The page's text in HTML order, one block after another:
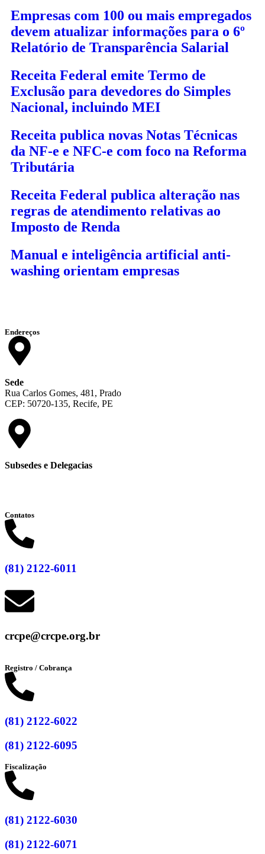
Empresas com 100 ou mais empregados
devem atualizar informações para o 6º
Relatório de Transparência Salarial
Receita Federal emite Termo de
Exclusão para devedores do Simples
Nacional, incluindo MEI
Receita publica novas Notas Técnicas
da NF-e e NFC-e com foco na Reforma
Tributária
Receita Federal publica alteração nas
regras de atendimento relativas ao
Imposto de Renda
Manual e inteligência artificial anti-
washing orientam empresas
Endereços
Sede
Rua Carlos Gomes, 481, Prado
CEP: 50720-135, Recife, PE
Subsedes e Delegacias
Contatos
(81) 2122-6011
crcpe@crcpe.org.br
Registro / Cobrança
(81) 2122-6022
(81) 2122-6095
Fiscalização
(81) 2122-6030
(81) 2122-6071